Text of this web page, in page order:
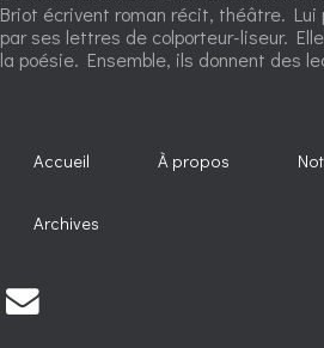
Briot écrivent roman récit, théâtre.
par ses lettres de colporteur-liseur.
la poésie. Ensemble, ils donnent des
Accueil À propos
Archives